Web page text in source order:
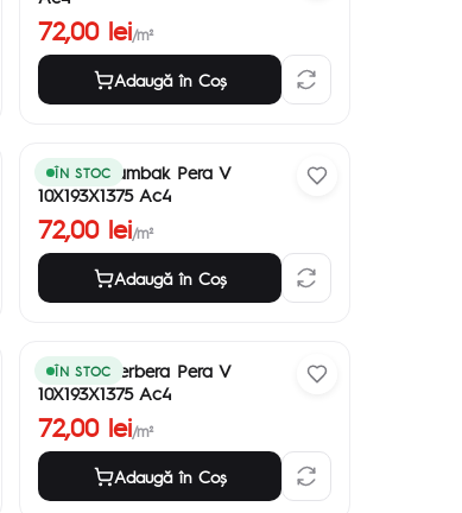
72,00 lei/m²
Adaugă în Coş
ÎN STOC
Parchet Zambak Pera V
10X193X1375 Ac4
72,00 lei/m²
Adaugă în Coş
ÎN STOC
Parchet Gerbera Pera V
10X193X1375 Ac4
72,00 lei/m²
Adaugă în Coş